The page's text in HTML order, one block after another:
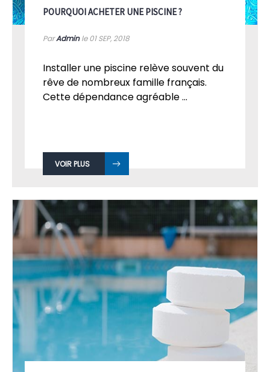
POURQUOI ACHETER UNE PISCINE ?
ParAdminle 01SEP, 2018
Installer une piscine relève souvent du
rêve de nombreux famille français.
Cette dépendance agréable ...
VOIR PLUS